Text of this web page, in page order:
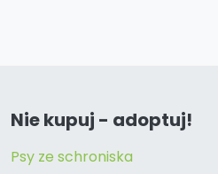
Nie kupuj - adoptuj!
Psy ze schroniska